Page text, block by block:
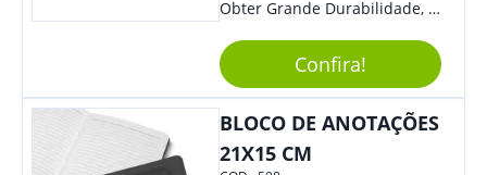
Obter Grande Durabilidade, É
Sua Marca De Forma Estilosa,
Agregando Valor Para Sua
Empresa Em Eventos.
Confira!
BLOCO DE ANOTAÇÕES
21X15 CM